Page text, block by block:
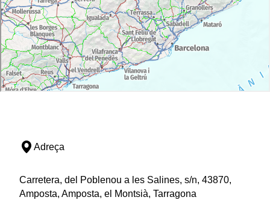
Adreça
Carretera, del Poblenou a les Salines, s/n, 43870,
Amposta, Amposta, el Montsià, Tarragona